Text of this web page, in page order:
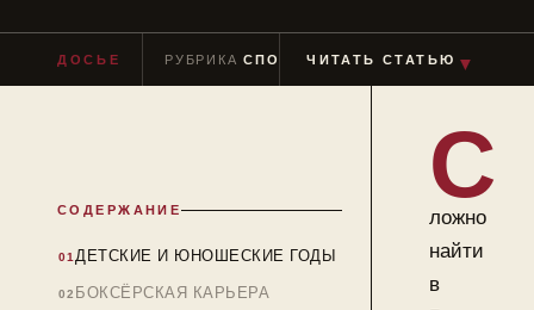
ДОСЬЕ РУБРИКАСПОРТСМЕНЫ ЧТЕНИЕ
ЧИТАТЬ СТАТЬЮ ▼
СОДЕРЖАНИЕ
ДЕТСКИЕ И ЮНОШЕСКИЕ ГОДЫ
БОКСЁРСКАЯ КАРЬЕРА
С
ложно
найти
в